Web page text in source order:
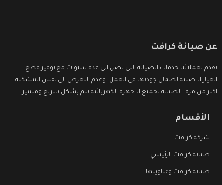
عن صيانة كرافت
نقدم لعملائنا خدمات الصيانة التى تصل الى عدة سنوات مع توفير قطع
الغيار الاصلية لضمان جودتها فى العمل، وعدم التعرض الى نفس المشكلة
اكثر من مرة، الصيانة لجميع الاجهزة الكهربائية تتم بشكل سريع ومتميز.
الأقسام
شركة كرافت
صيانة كرافت الرئيسي
صيانة كرافت وعناوينها